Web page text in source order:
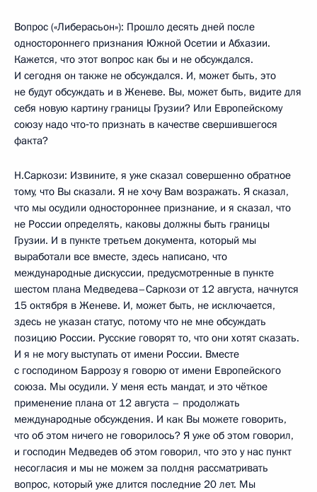
Вопрос («Либерасьон»): Прошло десять дней после
одностороннего признания Южной Осетии и Абхазии.
Кажется, что этот вопрос как бы и не обсуждался.
И сегодня он также не обсуждался. И, может быть, это
не будут обсуждать и в Женеве. Вы, может быть, видите для
себя новую картину границы Грузии? Или Европейскому
союзу надо что‑то признать в качестве свершившегося
факта?
Н.Саркози: Извините, я уже сказал совершенно обратное
тому, что Вы сказали. Я не хочу Вам возражать. Я сказал,
что мы осудили одностороннее признание, и я сказал, что
не России определять, каковы должны быть границы
Грузии. И в пункте третьем документа, который мы
выработали все вместе, здесь написано, что
международные дискуссии, предусмотренные в пункте
шестом плана Медведева–Саркози от 12 августа, начнутся
15 октября в Женеве. И, может быть, не исключается,
здесь не указан статус, потому что не мне обсуждать
позицию России. Русские говорят то, что они хотят сказать.
И я не могу выступать от имени России. Вместе
с господином Баррозу я говорю от имени Европейского
союза. Мы осудили. У меня есть мандат, и это чёткое
применение плана от 12 августа – продолжать
международные обсуждения. И как Вы можете говорить,
что об этом ничего не говорилось? Я уже об этом говорил,
и господин Медведев об этом говорил, что это у нас пункт
несогласия и мы не можем за полдня рассматривать
вопрос, который уже длится последние 20 лет. Мы